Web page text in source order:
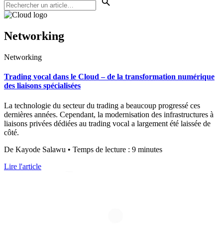
Networking
Networking
Trading vocal dans le Cloud – de la transformation numérique
des liaisons spécialisées
La technologie du secteur du trading a beaucoup progressé ces
dernières années. Cependant, la modernisation des infrastructures à
liaisons privées dédiées au trading vocal a largement été laissée de
côté.
De Kayode Salawu • Temps de lecture : 9 minutes
Lire l'article